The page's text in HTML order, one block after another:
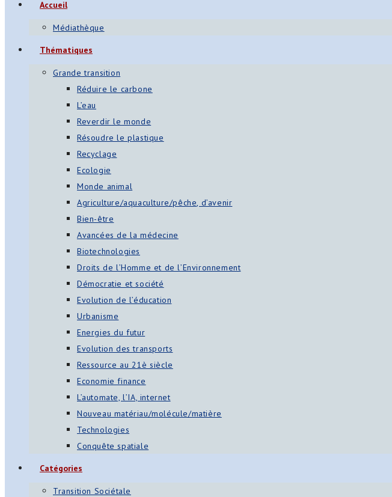
Accueil
Médiathèque
Thématiques
Grande transition
Réduire le carbone
L’eau
Reverdir le monde
Résoudre le plastique
Recyclage
Ecologie
Monde animal
Agriculture/aquaculture/pêche, d’avenir
Bien-être
Avancées de la médecine
Biotechnologies
Droits de l’Homme et de l’Environnement
Démocratie et société
Evolution de l’éducation
Urbanisme
Energies du futur
Evolution des transports
Ressource au 21è siècle
Economie finance
L’automate, l’IA, internet
Nouveau matériau/molécule/matière
Technologies
Conquête spatiale
Catégories
Transition Sociétale